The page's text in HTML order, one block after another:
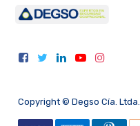
Copyright © Degso Cía. Ltda.